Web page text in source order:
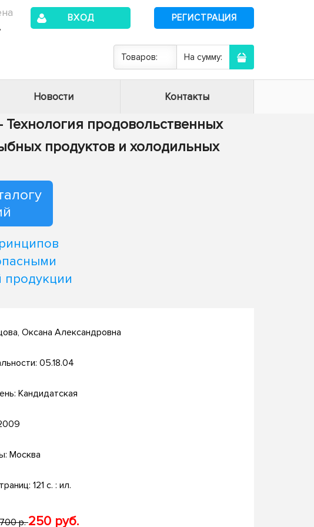
ВХОД РЕГИСТРАЦИЯ
Товаров: На сумму:
Новости Контакты
Технология продовольственных
продуктов и холодильных
Оксана Александровна
05.18.04
Кандидатская
Москва
121 с. : ил.
700 р.250 руб.